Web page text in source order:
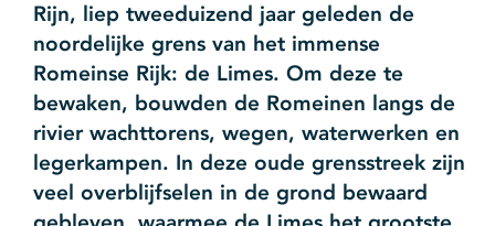
Rijn, liep tweeduizend jaar geleden de
noordelijke grens van het immense
Romeinse Rijk: de Limes. Om deze te
bewaken, bouwden de Romeinen langs de
rivier wachttorens, wegen, waterwerken en
legerkampen. In deze oude grensstreek zijn
veel overblijfselen in de grond bewaard